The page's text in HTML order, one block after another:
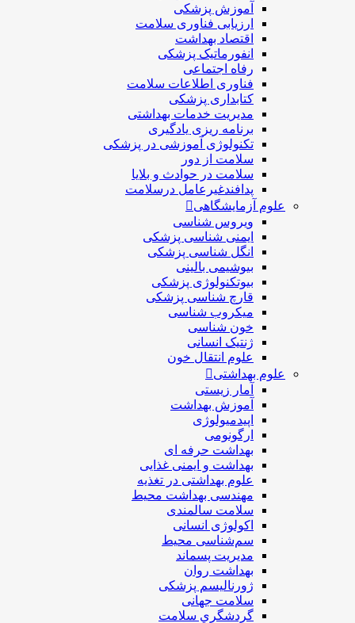
آموزش پزشکی
ارزیابی فناوری سلامت
اقتصاد بهداشت
انفورماتیک پزشکی
رفاه اجتماعی
فناوری اطلاعات سلامت
کتابداری پزشکی
مديريت خدمات بهداشتی
برنامه ریزی یادگیری
تکنولوژی آموزشی در پزشکی
سلامت از دور
سلامت در حوادث و بلایا
پدافندغیرعامل درسلامت
علوم آزمایشگاهی
ویروس شناسی
ایمنی شناسی پزشكی
انگل شناسی پزشکی
بیوشیمی بالینی
بیوتکنولوژی پزشکی
قارچ شناسی پزشکی
ميكروب شناسی
خون شناسی
ژنتیک انسانی
علوم انتقال خون
علوم بهداشتی
آمار زیستی
آموزش بهداشت
اپیدمیولوژی
ارگونومی
بهداشت حرفه ای
بهداشت و ایمنی غذایی
علوم بهداشتی در تغذیه
مهندسی بهداشت محيط
سلامت سالمندی
اکولوژی انسانی
سم‌شناسی محیط
مدیریت پسماند
بهداشت روان
ژورنالیسم پزشکی
سلامت جهانی
گردشگري سلامت